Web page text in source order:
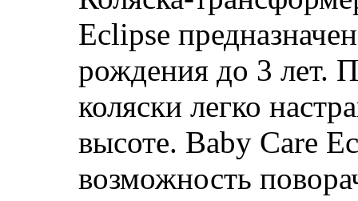
Eclipse
рождения до 3 лет.
коляски легко
высоте. Baby Care
возможность